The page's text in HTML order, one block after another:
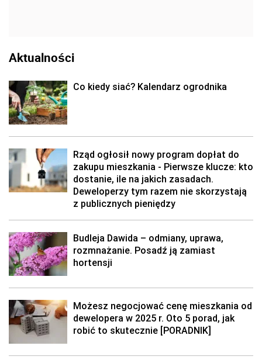
Aktualności
Co kiedy siać? Kalendarz ogrodnika
Rząd ogłosił nowy program dopłat do
zakupu mieszkania - Pierwsze klucze: kto
dostanie, ile na jakich zasadach.
Deweloperzy tym razem nie skorzystają
z publicznych pieniędzy
Budleja Dawida – odmiany, uprawa,
rozmnażanie. Posadź ją zamiast
hortensji
Możesz negocjować cenę mieszkania od
dewelopera w 2025 r. Oto 5 porad, jak
robić to skutecznie [PORADNIK]